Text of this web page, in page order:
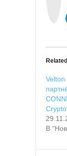
Related
Velton
В